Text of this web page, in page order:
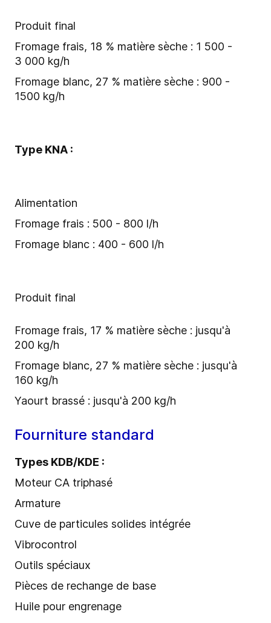
Produit final
Fromage frais, 18 % matière sèche : 1 500 -
3 000 kg/h
Fromage blanc, 27 % matière sèche : 900 -
1500 kg/h
Type KNA :
Alimentation
Fromage frais : 500 - 800 l/h
Fromage blanc : 400 - 600 l/h
Produit final
Fromage frais, 17 % matière sèche : jusqu'à
200 kg/h
Fromage blanc, 27 % matière sèche : jusqu'à
160 kg/h
Yaourt brassé : jusqu'à 200 kg/h
Fourniture standard
Types KDB/KDE :
Moteur CA triphasé
Armature
Cuve de particules solides intégrée
Vibrocontrol
Outils spéciaux
Pièces de rechange de base
Huile pour engrenage